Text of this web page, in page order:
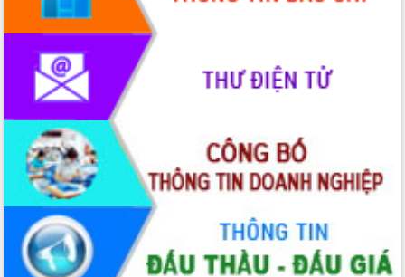
Đắk Lắk: Tôn vinh 46 giải pháp tại Hội
thi Sáng tạo Kỹ thuật 2024 - 2025
Đắk Lắk rà soát, điều chỉnh Đề án 190
về phát triển nuôi trồng thủy sản
Phó Chủ tịch UBND tỉnh Đắk Lắk
Trương Công Thái kiểm tra thực địa
Dự án cao tốc Khánh Hòa - Buôn Ma
Thuột
Định vị cà phê Việt Nam như một “di
sản sống” trong dòng chảy toàn cầu
Xây dựng nông thôn mới: Nâng cao đời
sống người dân từ những mô hình thiết
thực
Quyết liệt tháo gỡ vướng mắc, đẩy